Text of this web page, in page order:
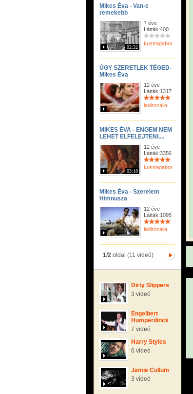
Mikes Éva - Van-e
remekebb
02:32
7 éve
Látták:400
kustragabor
ÚGY SZERETLEK TÉGED-
Mikes Éva
12 éve
Látták:1317
ladirozalia
MIKES ÉVA - ENGEM NEM
LEHET ELFELEJTENI....
03:18
12 éve
Látták:3356
kustragabor
Mikes Éva - Szerelem
Himnusza
12 éve
Látták:1095
ladirozalia
1/2 oldal (11 videó)
Dirty Slippers
3 videó
Engelbert
Humperdinck
7 videó
Harry Styles
6 videó
Jamie Cullum
3 videó